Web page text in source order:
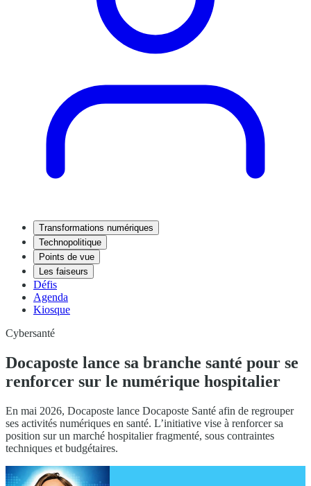
Transformations numériques
Technopolitique
Points de vue
Les faiseurs
Défis
Agenda
Kiosque
Cybersanté
Docaposte lance sa branche santé pour se
renforcer sur le numérique hospitalier
En mai 2026, Docaposte lance Docaposte Santé afin de regrouper
ses activités numériques en santé. L’initiative vise à renforcer sa
position sur un marché hospitalier fragmenté, sous contraintes
techniques et budgétaires.